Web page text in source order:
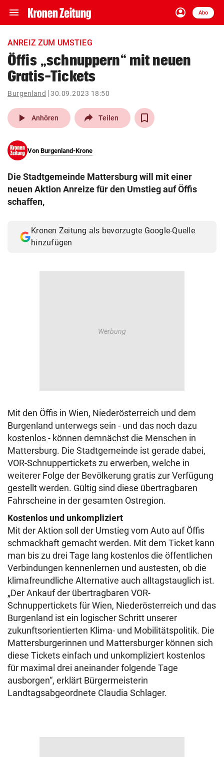
menu Navigation
ein-/ausklappen
account_circle
Anmelden
Abo
close Schließen
account_circle Anmelden
pin_drop
Wien arrow_right
search
eingeben
© Krone Multimedia GmbH & Co KG 2026
Muthgasse 2, 1190 Wien
ANREIZ ZUM UMSTIEG
Öffis „schnuppern“ mit neuen
Gratis-Tickets
Burgenland 30.09.2023 18:50
play_arrow Anhören Teilen
Von Burgenland-Krone
Die Stadtgemeinde Mattersburg will mit einer
neuen Aktion Anreize für den Umstieg auf Öffis
schaffen,
Kronen Zeitung als bevorzugte Google-Quelle
hinzufügen
Mit den Öffis in Wien, Niederösterreich und dem
Burgenland unterwegs sein - und das noch dazu
kostenlos - können demnächst die Menschen in
Mattersburg. Die Stadtgemeinde ist gerade dabei,
VOR-Schnuppertickets zu erwerben, welche in
weiterer Folge der Bevölkerung gratis zur Verfügung
gestellt werden. Gültig sind diese übertragbaren
Fahrscheine in der gesamten Ostregion.
Kostenlos und unkompliziert
Mit der Aktion soll der Umstieg vom Auto auf Öffis
schmackhaft gemacht werden. Mit dem Ticket kann
man bis zu drei Tage lang kostenlos die öffentlichen
Verbindungen kennenlernen und austesten, ob die
klimafreundliche Alternative auch alltagstauglich ist.
„Der Ankauf der übertragbaren VOR-
Schnuppertickets für Wien, Niederösterreich und das
Burgenland ist ein logischer Schritt unserer
zukunftsorientierten Klima- und Mobilitätspolitik. Die
Mattersburgerinnen und Mattersburger können sich
diese Tickets einfach und unkompliziert kostenlos
für maximal drei aneinander folgende Tage
ausborgen“, erklärt Bürgermeisterin
Landtagsabgeordnete Claudia Schlager.